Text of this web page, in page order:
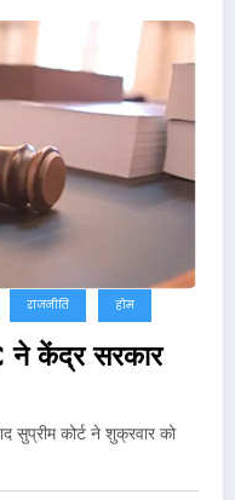
राजनीति होम
ने केंद्र सरकार
सुप्रीम कोर्ट ने शुक्रवार को